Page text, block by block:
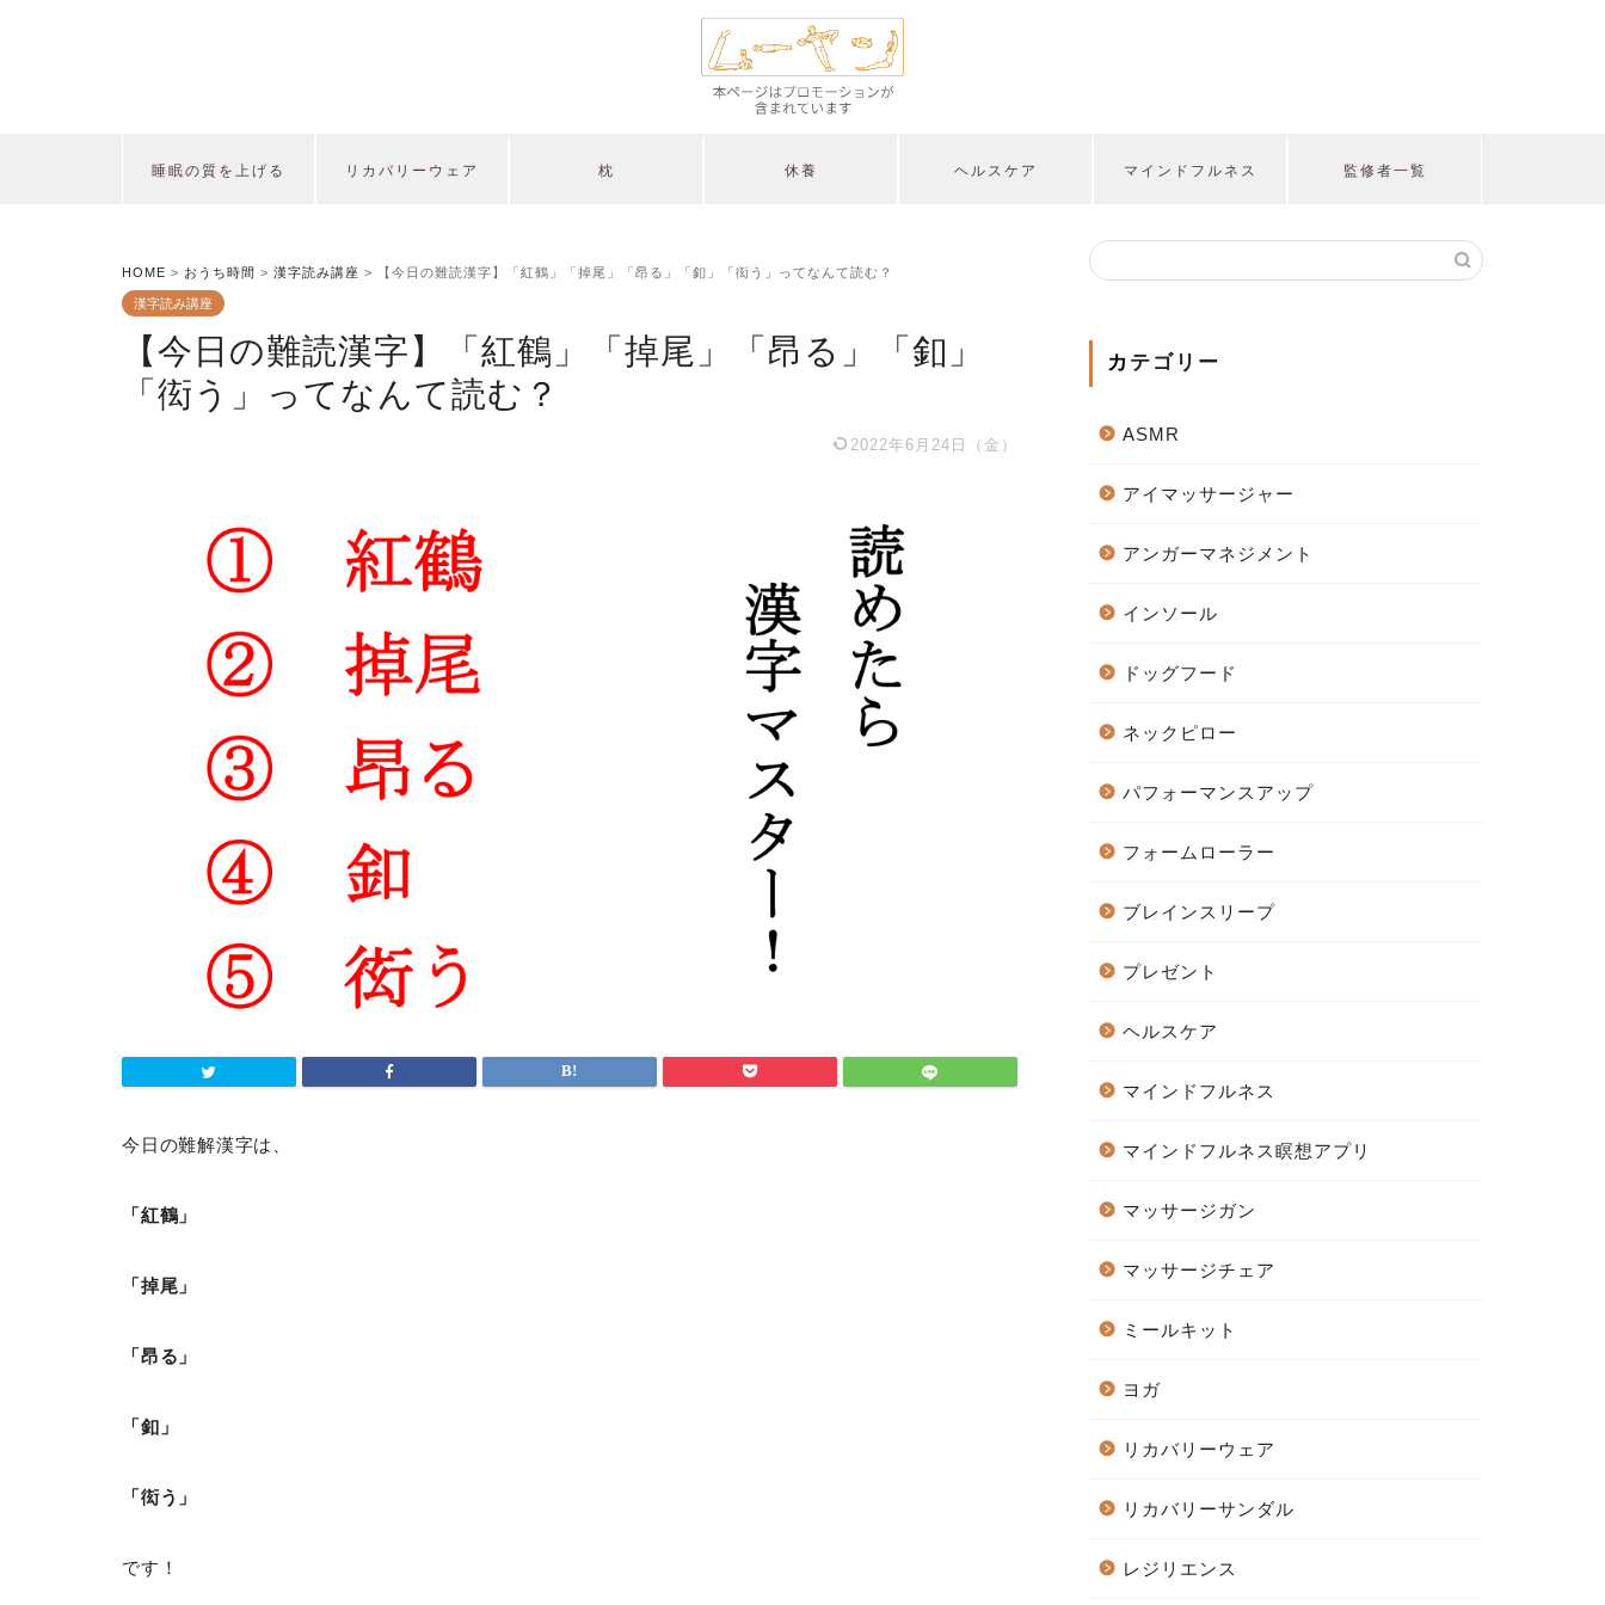
睡眠の質を上げる リカバリーウェア 枕 休養 ヘルスケア マインドフルネス 監修者一覧
HOME > おうち時間 > 漢字読み講座 > 【今日の難読漢字】「紅鶴」「掉尾」「昂る」「釦」「衒う」ってなんて読む？
漢字読み講座
【今日の難読漢字】「紅鶴」「掉尾」「昂る」「釦」
「衒う」ってなんて読む？
2022年6月24日（金）
今日の難解漢字は、
「紅鶴」
「掉尾」
「昂る」
「釦」
「衒う」
です！
カテゴリー
ASMR
アイマッサージャー
アンガーマネジメント
インソール
ドッグフード
ネックピロー
パフォーマンスアップ
フォームローラー
ブレインスリープ
プレゼント
ヘルスケア
マインドフルネス
マインドフルネス瞑想アプリ
マッサージガン
マッサージチェア
ミールキット
ヨガ
リカバリーウェア
リカバリーサンダル
レジリエンス